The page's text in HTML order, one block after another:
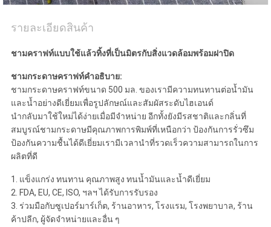
ตัว
รายละเอียดสินค้า
ชามคราฟท์แบบใช้แล้วทิ้งที่เป็นมิตรกับสิ่งแวดล้อมพร้อมฝาปิด
ชามกระดาษคราฟท์คำอธิบาย:
ชามกระดาษคราฟท์ขนาด 500 มล. ของเรามีความทนทานต่อน้ำมัน
และน้ำอย่างดีเยี่ยมเพื่อรูปลักษณ์และสัมผัสระดับไฮเอนด์
นำกลับมาใช้ใหม่ได้ง่ายเมื่อมีจำหน่าย อีกทั้งยังมีรสชาติและกลิ่นที่
สมบูรณ์ชามกระดาษมีคุณภาพการพิมพ์ที่เหนือกว่า ป้องกันการรั่วซึม
ป้องกันความชื้นได้ดีเยี่ยมเรามีเวลานำที่รวดเร็วความสามารถในการ
ผลิตที่ดี
1. แข็งแกร่ง ทนทาน คุณภาพสูง ทนน้ำมันและน้ำดีเยี่ยม
2. FDA, EU, CE, ISO, ฯลฯ ได้รับการรับรอง
3. ร่วมมือกับซูเปอร์มาร์เก็ต, ร้านอาหาร, โรงแรม, โรงพยาบาล, ร้าน
ค้าปลีก, ผู้จัดจำหน่ายและอื่น ๆ